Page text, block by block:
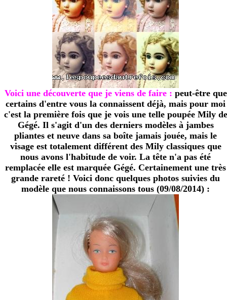
Voici une découverte que je viens de faire : peut-être que
certains d'entre vous la connaissent déjà, mais pour moi
c'est la première fois que je vois une telle poupée Mily de
Gégé. Il s'agit d'un des derniers modèles à jambes
pliantes et neuve dans sa boîte jamais jouée, mais le
visage est totalement différent des Mily classiques que
nous avons l'habitude de voir. La tête n'a pas été
remplacée elle est marquée Gégé. Certainement une très
grande rareté ! Voici donc quelques photos suivies du
modèle que nous connaissons tous (09/08/2014) :